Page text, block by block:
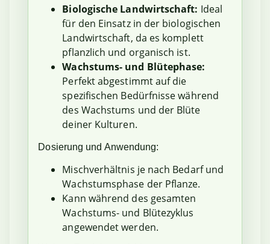
Biologische Landwirtschaft: Ideal
für den Einsatz in der biologischen
Landwirtschaft, da es komplett
pflanzlich und organisch ist.
Wachstums- und Blütephase:
Perfekt abgestimmt auf die
spezifischen Bedürfnisse während
des Wachstums und der Blüte
deiner Kulturen.
Dosierung und Anwendung:
Mischverhältnis je nach Bedarf und
Wachstumsphase der Pflanze.
Kann während des gesamten
Wachstums- und Blütezyklus
angewendet werden.